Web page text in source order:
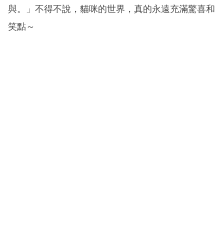
與。」不得不說，貓咪的世界，真的永遠充滿驚喜和
笑點～